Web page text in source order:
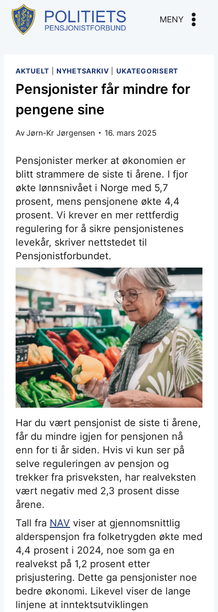
Skip
content
MENY
AKTUELT |NYHETSARKIV UKATEGORISERT
Pensjonister får mindre for
pengene sine
AvJørn-Kr Jørgensen 16. mars 2025
Pensjonister merker at økonomien er
blitt strammere de siste ti årene. I fjor
økte lønnsnivået i Norge med 5,7
prosent, mens pensjonene økte 4,4
prosent. Vi krever en mer rettferdig
regulering for å sikre pensjonistenes
levekår, skriver nettstedet til
Pensjonistforbundet.
Har du vært pensjonist de siste ti årene,
får du mindre igjen for pensjonen nå
enn for ti år siden. Hvis vi kun ser på
selve reguleringen av pensjon og
trekker fra prisveksten, har realveksten
vært negativ med 2,3 prosent disse
årene.
Tall fra NAV viser at gjennomsnittlig
alderspensjon fra folketrygden økte med
4,4 prosent i 2024, noe som ga en
realvekst på 1,2 prosent etter
prisjustering. Dette ga pensjonister noe
bedre økonomi. Likevel viser de lange
linjene at inntektsutviklingen